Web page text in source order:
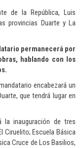
de la República, Luis
provincias Duarte y La
permanecerá por
hablando con los
encabezará un
que tendrá lugar en
la inauguración de tres
Ciruelito; Escuela Básica
Cruce de Los Basilios,